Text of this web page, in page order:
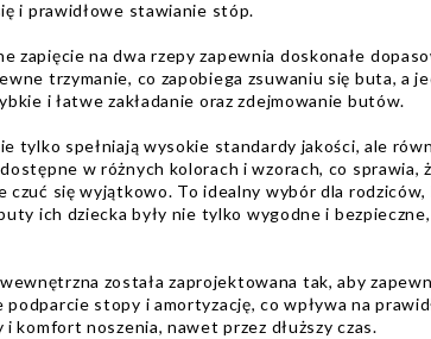
i prawidłowe stawianie stóp.
zapięcie na dwa rzepy zapewnia doskonałe
trzymanie, co zapobiega zsuwaniu się buta, a
i łatwe zakładanie oraz zdejmowanie butów.
tylko spełniają wysokie standardy jakości, ale
w różnych kolorach i wzorach, co sprawia,
czuć się wyjątkowo. To idealny wybór dla
ich dziecka były nie tylko wygodne i
została zaprojektowana tak, aby
podparcie stopy i amortyzację, co wpływa na
komfort noszenia, nawet przez dłuższy czas.